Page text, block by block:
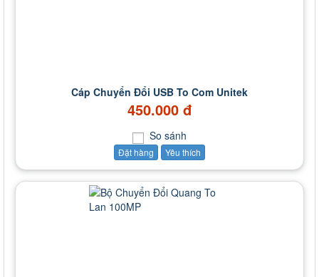
Cáp Chuyển Đổi USB To Com Unitek
450.000 đ
So sánh
Đặt hàng Yêu thích